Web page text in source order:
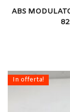
ABS
In offerta!